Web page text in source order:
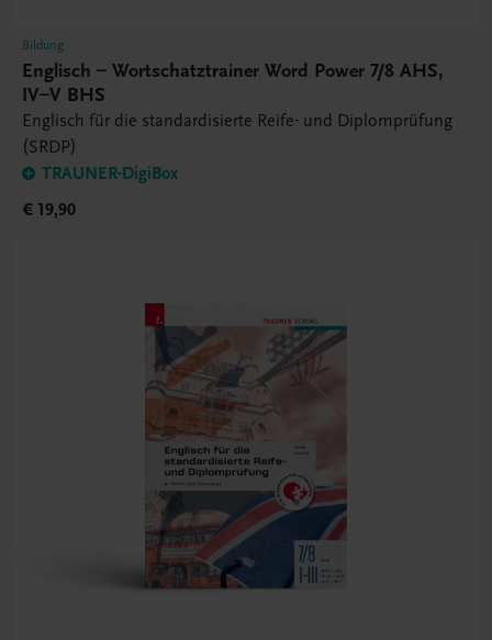
Bildung
Englisch – Wortschatztrainer Word Power 7/8 AHS,
IV–V BHS
Englisch für die standardisierte Reife- und Diplomprüfung
(SRDP)
TRAUNER-DigiBox
€ 19,90